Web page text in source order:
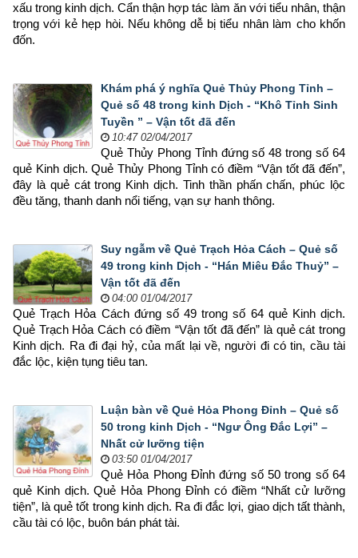
xấu trong kinh dịch. Cẩn thận hợp tác làm ăn với tiểu nhân, thận
trọng với kẻ hẹp hòi. Nếu không dễ bị tiểu nhân làm cho khốn
đốn.
Khám phá ý nghĩa Quẻ Thủy Phong Tỉnh –
Quẻ số 48 trong kinh Dịch - “Khô Tỉnh Sinh
Tuyền ” – Vận tốt đã đến
10:47 02/04/2017
Quẻ Thủy Phong Tỉnh đứng số 48 trong số 64
quẻ Kinh dịch. Quẻ Thủy Phong Tỉnh có điềm “Vận tốt đã đến”,
đây là quẻ cát trong Kinh dịch. Tinh thần phấn chấn, phúc lộc
đều tăng, thanh danh nổi tiếng, vạn sự hanh thông.
Suy ngẫm về Quẻ Trạch Hỏa Cách – Quẻ số
49 trong kinh Dịch - “Hán Miêu Đắc Thuỷ” –
Vận tốt đã đến
04:00 01/04/2017
Quẻ Trạch Hỏa Cách đứng số 49 trong số 64 quẻ Kinh dịch.
Quẻ Trạch Hỏa Cách có điềm “Vận tốt đã đến” là quẻ cát trong
Kinh dịch. Ra đi đại hỷ, của mất lại về, người đi có tin, cầu tài
đắc lộc, kiện tụng tiêu tan.
Luận bàn về Quẻ Hỏa Phong Đỉnh – Quẻ số
50 trong kinh Dịch - “Ngư Ông Đắc Lợi” –
Nhất cử lưỡng tiện
03:50 01/04/2017
Quẻ Hỏa Phong Đỉnh đứng số 50 trong số 64
quẻ Kinh dịch. Quẻ Hỏa Phong Đỉnh có điềm “Nhất cử lưỡng
tiện”, là quẻ tốt trong kinh dịch. Ra đi đắc lợi, giao dịch tất thành,
cầu tài có lộc, buôn bán phát tài.